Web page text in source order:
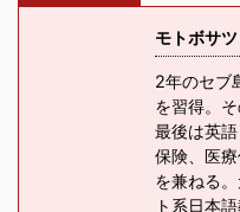
モトボサツ
2年のセブ
を習得。
最後は英
保険、医
を兼ねる
ト系日本